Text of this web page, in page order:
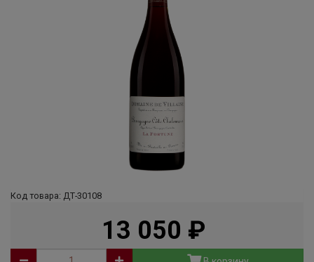
Код товара: ДТ-30108
13 050